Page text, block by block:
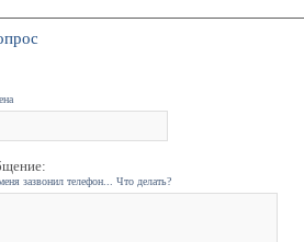
зазвонил телефон... Что делать?